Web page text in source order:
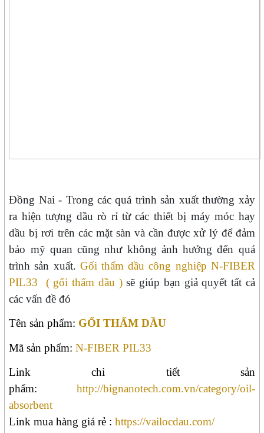
Đồng Nai - Trong các quá trình sản xuất thường xảy
ra hiện tượng dầu rò rỉ từ các thiết bị máy móc hay
dầu bị rơi trên các mặt sàn và cần được xử lý để đảm
bảo mỹ quan cũng như không ảnh hưởng đến quá
trình sản xuất. Gối thấm dầu công nghiệp N-FIBER
PIL33
( gối thấm dầu )sẽ giúp bạn giả quyết tất cả
các vấn đề đó
Tên sản phẩm: GỐI THẤM DẦU
Mã sản phẩm:N-FIBER PIL33
Link chi tiết sản
phẩm: http://bignanotech.com.vn/category/oil-
absorbent
Link mua hàng giá rẻ :https://vailocdau.com/